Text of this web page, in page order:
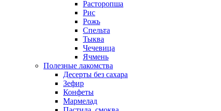
Расторопша
Рис
Рожь
Спельта
Тыква
Чечевица
Ячмень
Полезные лакомства
Десерты без сахара
Зефир
Конфеты
Мармелад